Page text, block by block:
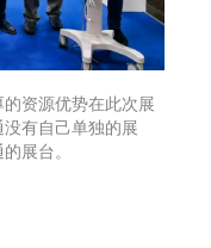
资源优势在此次展
有自己单独的展
展台。